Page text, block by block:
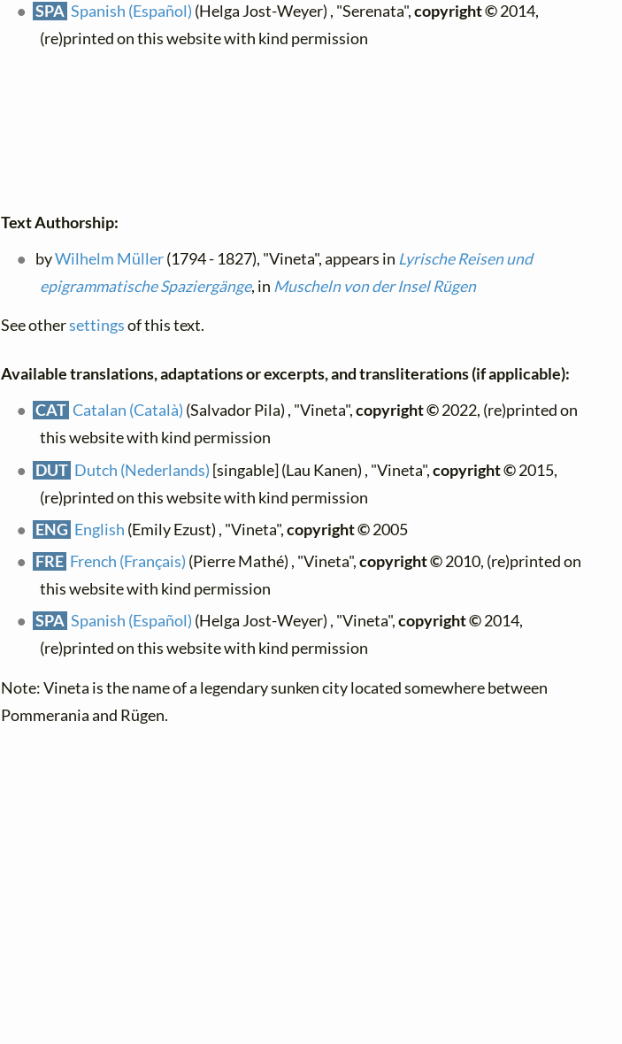
SPA Spanish (Español) (Helga Jost-Weyer) , "Serenata",copyright ©2014,
(re)printed on this website with kind permission
Text Authorship:
byWilhelm Müller(1794 - 1827), "Vineta", appears in Lyrische Reisen und
epigrammatische Spaziergänge, in Muscheln von der Insel Rügen
See othersettingsof this text.
Available translations, adaptations or excerpts, and transliterations (if applicable):
CAT Catalan (Català) (Salvador Pila) , "Vineta",copyright ©2022, (re)printed on
this website with kind permission
DUT Dutch (Nederlands) [singable] (Lau Kanen) , "Vineta",copyright ©2015,
(re)printed on this website with kind permission
ENG English (Emily Ezust) , "Vineta",copyright ©2005
FRE French (Français) (Pierre Mathé) , "Vineta",copyright ©2010, (re)printed on
this website with kind permission
SPA Spanish (Español) (Helga Jost-Weyer) , "Vineta",copyright ©2014,
(re)printed on this website with kind permission
Note: Vineta is the name of a legendary sunken city located somewhere between
Pommerania and Rügen.